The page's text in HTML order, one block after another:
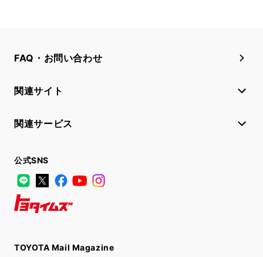
FAQ・お問い合わせ
関連サイト
関連サービス
公式SNS
LINE
X FacebookYouTube
TOYOTA Mail Magazine